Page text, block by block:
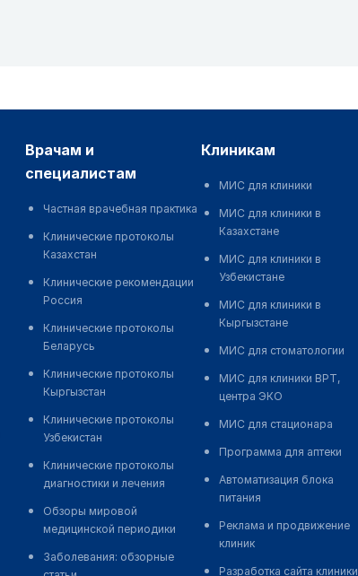
врачам и
специалистам
Частная врачебная практика
Клинические протоколы
Казахстан
Клинические рекомендации
Россия
Клинические протоколы
Беларусь
Клинические протоколы
Кыргызстан
Клинические протоколы
Узбекистан
Клинические протоколы
диагностики и лечения
Обзоры мировой
медицинской периодики
Заболевания: обзорные
клиникам
МИС для клиники
МИС для клиники в
Казахстане
МИС для клиники в
Узбекистане
МИС для клиники в
Кыргызстане
МИС для стоматологии
МИС для клиники ВРТ,
центра ЭКО
МИС для стационара
Программа для аптеки
Автоматизация блока
питания
Реклама и продвижение
клиник
Разработка сайта клиники